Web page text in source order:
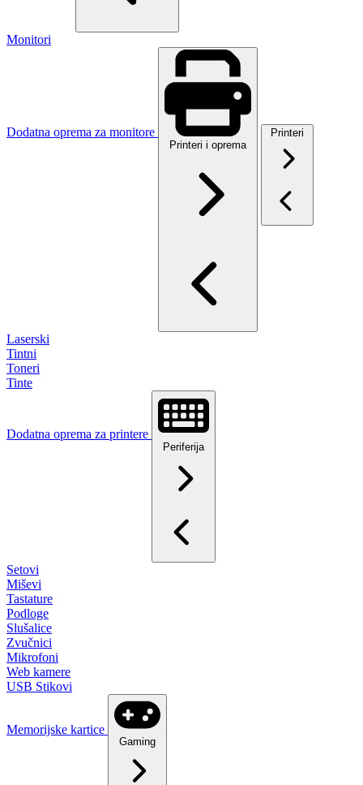
Monitori
Dodatna oprema za monitore
Printeri i oprema
Printeri
Laserski
Tintni
Toneri
Tinte
Dodatna oprema za printere
Periferija
Setovi
Miševi
Tastature
Podloge
Slušalice
Zvučnici
Mikrofoni
Web kamere
USB Stikovi
Memorijske kartice
Gaming